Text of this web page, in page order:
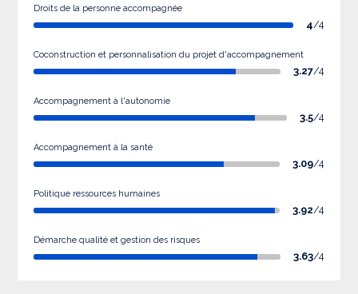
Droits de la personne accompagnée
4/4
Coconstruction et personnalisation du projet d'accompagnement
3.27/4
Accompagnement à l'autonomie
3.5/4
Accompagnement à la santé
3.09/4
Politique ressources humaines
3.92/4
Démarche qualité et gestion des risques
3.63/4